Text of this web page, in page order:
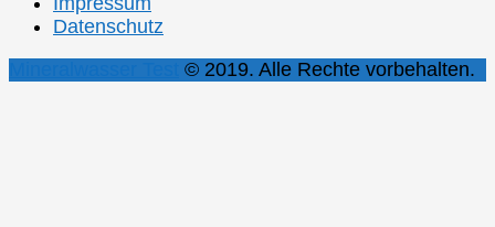
Datenschutz
© 2019. Alle Rechte vorbehalten.